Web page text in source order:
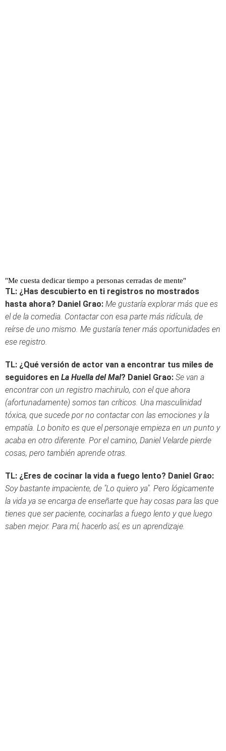
"Me cuesta dedicar tiempo a personas cerradas de mente"
TL: ¿Has descubierto en ti registros no mostrados
hasta ahora? Daniel Grao: Me gustaría explorar más que es
el de la comedia. Contactar con esa parte más ridícula, de
reírse de uno mismo. Me gustaría tener más oportunidades en
ese registro.
TL: ¿Qué versión de actor van a encontrar tus miles de
seguidores en La Huella del Mal? Daniel Grao: Se van a
encontrar con un registro machirulo, con el que ahora
(afortunadamente) somos tan críticos. Una masculinidad
tóxica, que sucede por no contactar con las emociones y la
empatía. Lo bonito es que el personaje empieza en un punto y
acaba en otro diferente. Por el camino, Daniel Velarde pierde
cosas, pero también aprende otras.
TL: ¿Eres de cocinar la vida a fuego lento? Daniel Grao:
Soy bastante impaciente, de "Lo quiero ya". Pero lógicamente
la vida ya se encarga de enseñarte que hay cosas para las que
tienes que ser paciente, cocinarlas a fuego lento y que luego
saben mejor. Para mí, hacerlo así, es un aprendizaje.